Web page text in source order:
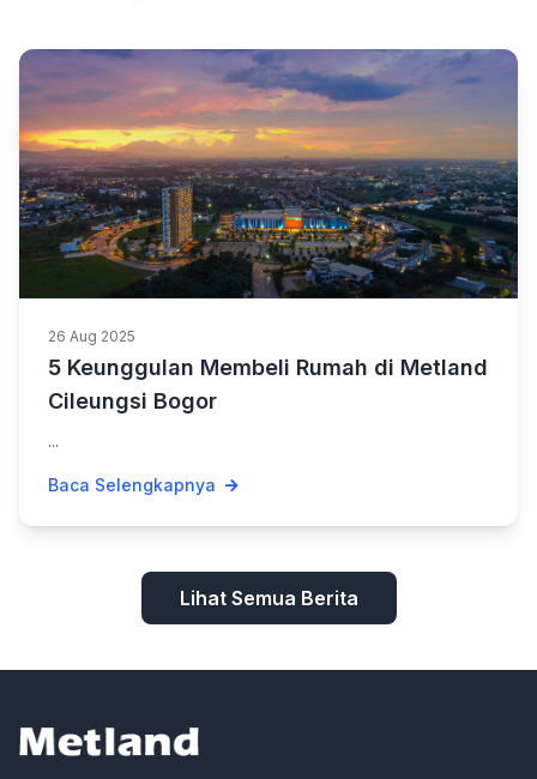
26 Aug 2025
5 Keunggulan Membeli Rumah di Metland
Cileungsi Bogor
...
Baca Selengkapnya
Lihat Semua Berita